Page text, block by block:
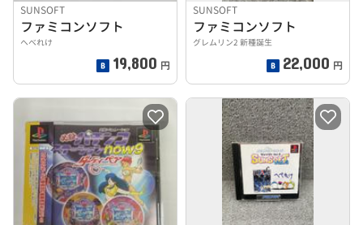
SUNSOFT
ファミコンソフト
へべれけ
19,800 円
SUNSOFT
ファミコンソフト
グレムリン2 新種誕生
22,000 円